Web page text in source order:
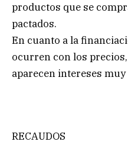
productos que se
pactados.
En cuanto a la
ocurren con los
aparecen intereses muy
RECAUDOS